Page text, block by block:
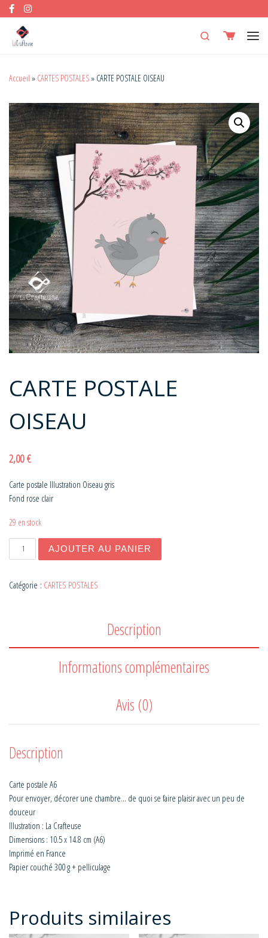
Skip to content
Search
Accueil » CARTES POSTALES» CARTE POSTALE OISEAU
CARTE POSTALE
OISEAU
2,00€
Carte postale Illustration Oiseau gris
Fond rose clair
29 en stock
quantité de CARTE POSTALE OISEAU
AJOUTER AU PANIER
Catégorie : CARTES POSTALES
Description
Informations complémentaires
Avis (0)
Description
Carte postale A6
Pour envoyer, décorer une chambre... de quoi se faire plaisir avec un peu de
douceur
Illustration : La Crafteuse
Dimensions : 10.5 x 14.8 cm (A6)
Imprimé en France
Papier couché 300 g + pelliculage
Produits similaires